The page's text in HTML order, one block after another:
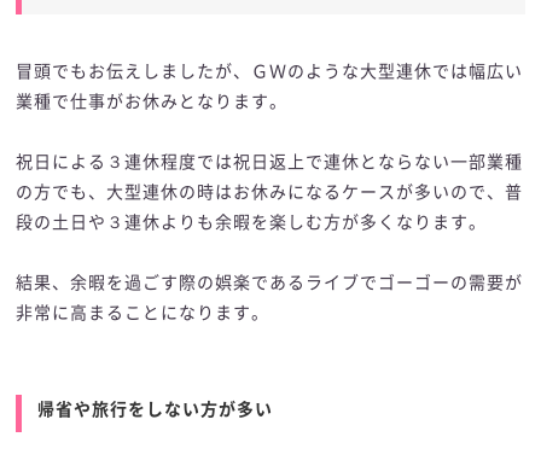
冒頭でもお伝えしましたが、ＧＷのような大型連休では幅広い
業種で仕事がお休みとなります。
祝日による３連休程度では祝日返上で連休とならない一部業種
の方でも、大型連休の時はお休みになるケースが多いので、普
段の土日や３連休よりも余暇を楽しむ方が多くなります。
結果、余暇を過ごす際の娯楽であるライブでゴーゴーの需要が
非常に高まることになります。
帰省や旅行をしない方が多い